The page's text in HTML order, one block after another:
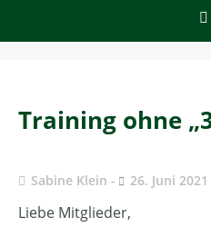
Training ohne
Sabine Klein 26. Juni 2021
Liebe Mitglieder,